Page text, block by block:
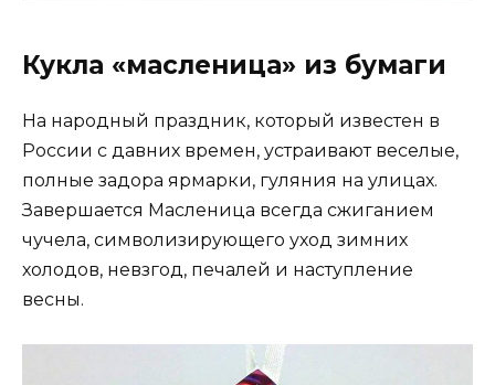
Кукла «масленица» из бумаги
На народный праздник, который известен в
России с давних времен, устраивают веселые,
полные задора ярмарки, гуляния на улицах.
Завершается Масленица всегда сжиганием
чучела, символизирующего уход зимних
холодов, невзгод, печалей и наступление
весны.